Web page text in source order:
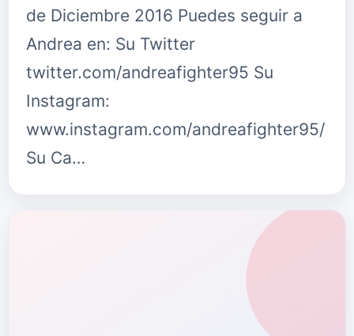
de Diciembre 2016 Puedes seguir a
Andrea en: Su Twitter
twitter.com/andreafighter95 Su
Instagram:
www.instagram.com/andreafighter95/
Su Ca…